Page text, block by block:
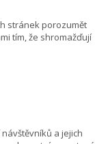
stránek porozumět
tím, že shromažďují
a jejich